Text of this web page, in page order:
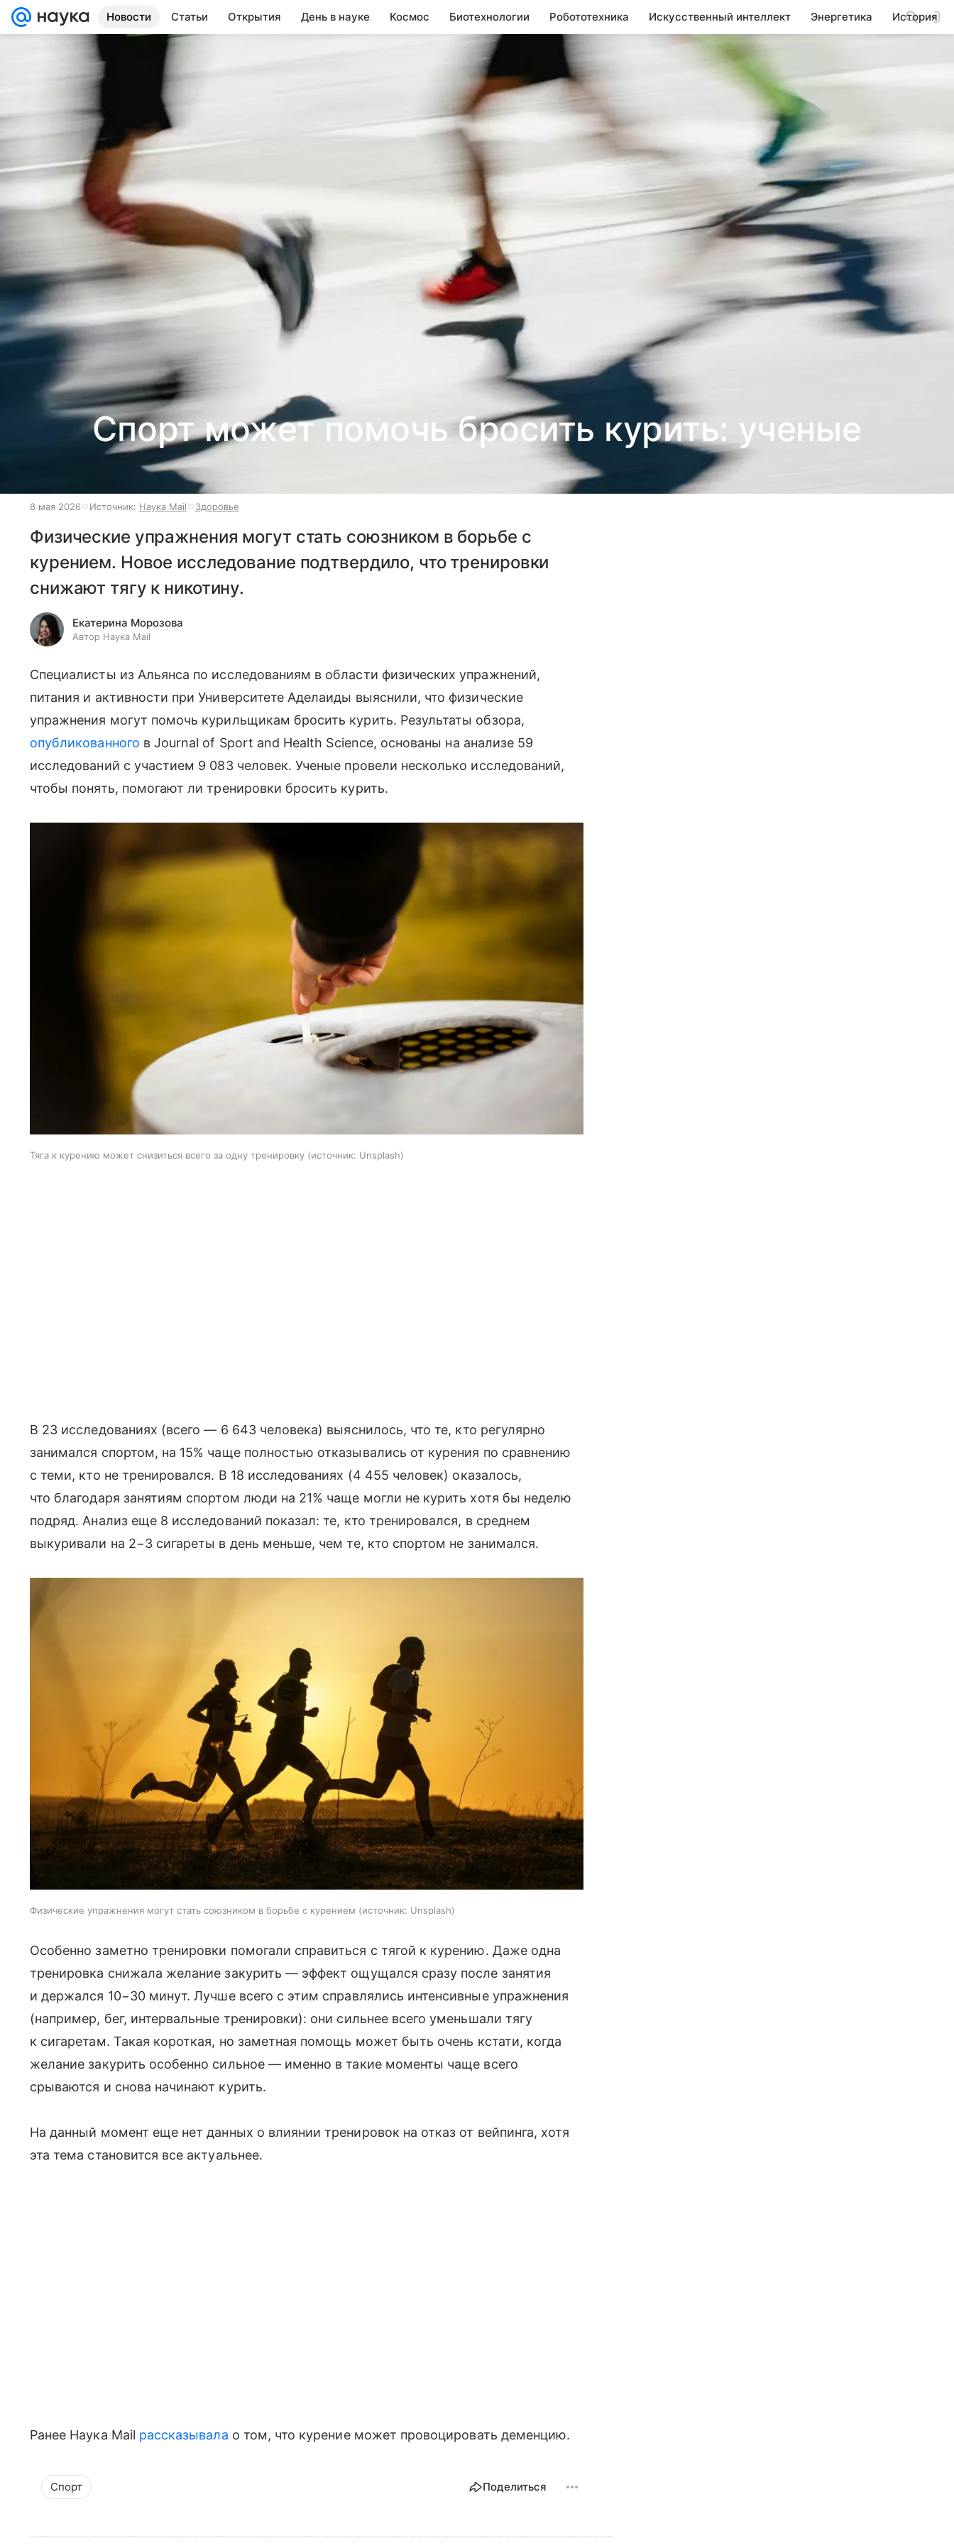
Новости Статьи Открытия День в науке Космос Биотехнологии Робототехника Искусственный интеллект Энергетика История
Спорт может помочь бросить курить: ученые
8 мая 2026 Источник: Наука Mail Здоровье
Физические упражнения могут стать союзником в борьбе с
курением. Новое исследование подтвердило, что тренировки
снижают тягу к никотину.
Екатерина Морозова
Автор Наука Mail
Специалисты из Альянса по исследованиям в области физических упражнений,
питания и активности при Университете Аделаиды выяснили, что физические
упражнения могут помочь курильщикам бросить курить. Результаты обзора,
опубликованного в Journal of Sport and Health Science, основаны на анализе 59
исследований с участием 9 083 человек. Ученые провели несколько исследований,
чтобы понять, помогают ли тренировки бросить курить.
Тяга к курению может снизиться всего за одну тренировку источник: Unsplash
В 23 исследованиях (всего — 6 643 человека) выяснилось, что те, кто регулярно
занимался спортом, на 15% чаще полностью отказывались от курения по сравнению
с теми, кто не тренировался. В 18 исследованиях (4 455 человек) оказалось,
что благодаря занятиям спортом люди на 21% чаще могли не курить хотя бы неделю
подряд. Анализ еще 8 исследований показал: те, кто тренировался, в среднем
выкуривали на 2−3 сигареты в день меньше, чем те, кто спортом не занимался.
Физические упражнения могут стать союзником в борьбе с курением источник: Unsplash
Особенно заметно тренировки помогали справиться с тягой к курению. Даже одна
тренировка снижала желание закурить — эффект ощущался сразу после занятия
и держался 10−30 минут. Лучше всего с этим справлялись интенсивные упражнения
(например, бег, интервальные тренировки): они сильнее всего уменьшали тягу
к сигаретам. Такая короткая, но заметная помощь может быть очень кстати, когда
желание закурить особенно сильное — именно в такие моменты чаще всего
срываются и снова начинают курить.
На данный момент еще нет данных о влиянии тренировок на отказ от вейпинга, хотя
эта тема становится все актуальнее.
Ранее Наука Mail рассказывала о том, что курение может провоцировать деменцию.
Спорт Поделиться